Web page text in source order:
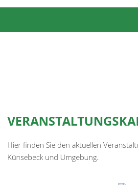
Hier finden Sie den aktuellen
Künsebeck und Umgebung.